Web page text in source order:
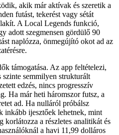
akik már aktívak és szeretik a
futást, tekerést vagy sétát
A Local Legends funkció,
adott szegmensen gördülő 90
naplózza, önmegújító okot ad az
támogatása. Az app feltételezi,
szinte semmilyen strukturált
edzés, nincs progresszív
Ha már heti háromszor futsz, a
ad. Ha nulláról próbálsz
inkább ijesztőek lehetnek, mint
korlátozza a részletes analitikát és
a havi 11,99 dolláros